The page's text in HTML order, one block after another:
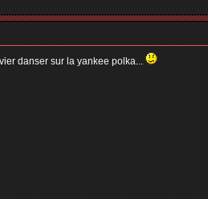
danser sur la yankee polka...